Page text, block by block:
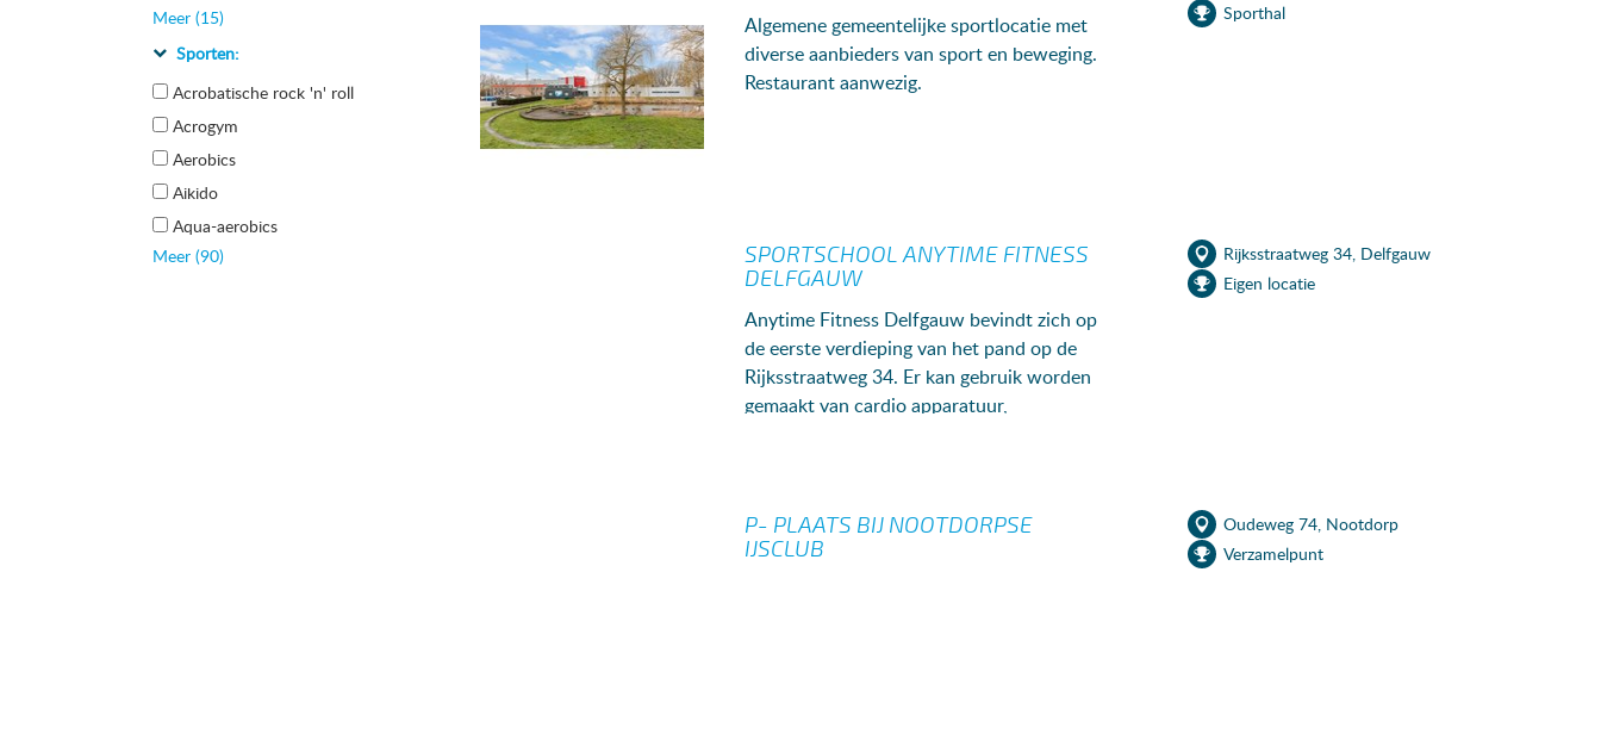
Meer (15)
Sporten:
Acrobatische rock 'n' roll
Acrogym
Aerobics
Aikido
Aqua-aerobics
Meer (90)
Algemene gemeentelijke sportlocatie met
diverse aanbieders van sport en beweging.
Restaurant aanwezig.
Sporthal
SPORTSCHOOL ANYTIME FITNESS
DELFGAUW
Anytime Fitness Delfgauw bevindt zich op
de eerste verdieping van het pand op de
Rijksstraatweg 34. Er kan gebruik worden
gemaakt van cardio apparatuur,
Rijksstraatweg 34, Delfgauw
Eigen locatie
P- PLAATS BIJ NOOTDORPSE
IJSCLUB
Oudeweg 74, Nootdorp
Verzamelpunt